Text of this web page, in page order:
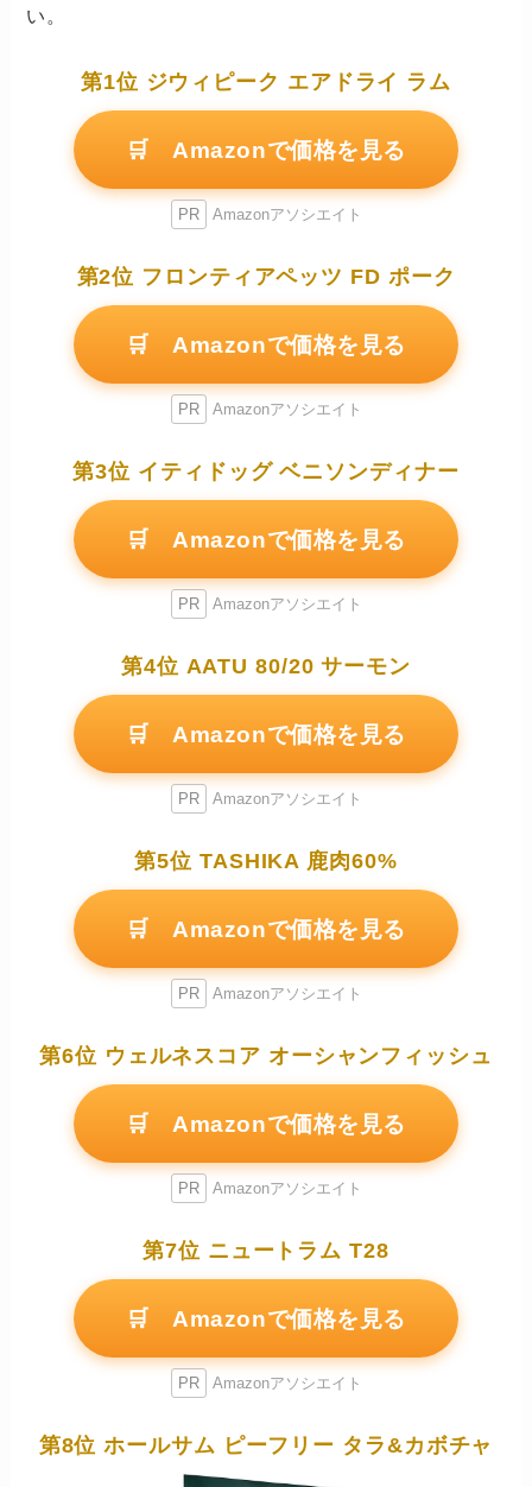
い。
第1位 ジウィピーク エアドライ ラム
🛒 Amazonで価格を見る
PR Amazonアソシエイト
第2位 フロンティアペッツ FD ポーク
🛒 Amazonで価格を見る
PR Amazonアソシエイト
第3位 イティドッグ ベニソンディナー
🛒 Amazonで価格を見る
PR Amazonアソシエイト
第4位 AATU 80/20 サーモン
🛒 Amazonで価格を見る
PR Amazonアソシエイト
第5位 TASHIKA 鹿肉60%
🛒 Amazonで価格を見る
PR Amazonアソシエイト
第6位 ウェルネスコア オーシャンフィッシュ
🛒 Amazonで価格を見る
PR Amazonアソシエイト
第7位 ニュートラム T28
🛒 Amazonで価格を見る
PR Amazonアソシエイト
第8位 ホールサム ピーフリー タラ&カボチャ